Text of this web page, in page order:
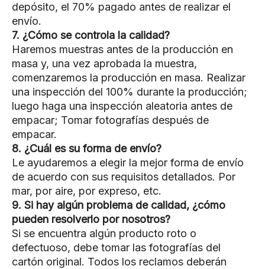
depósito, el 70% pagado antes de realizar el
envío.
7. ¿Cómo se controla la calidad?
Haremos muestras antes de la producción en
masa y, una vez aprobada la muestra,
comenzaremos la producción en masa. Realizar
una inspección del 100% durante la producción;
luego haga una inspección aleatoria antes de
empacar; Tomar fotografías después de
empacar.
8. ¿Cuál es su forma de envío?
Le ayudaremos a elegir la mejor forma de envío
de acuerdo con sus requisitos detallados. Por
mar, por aire, por expreso, etc.
9. Si hay algún problema de calidad, ¿cómo
pueden resolverlo por nosotros?
Si se encuentra algún producto roto o
defectuoso, debe tomar las fotografías del
cartón original. Todos los reclamos deberán